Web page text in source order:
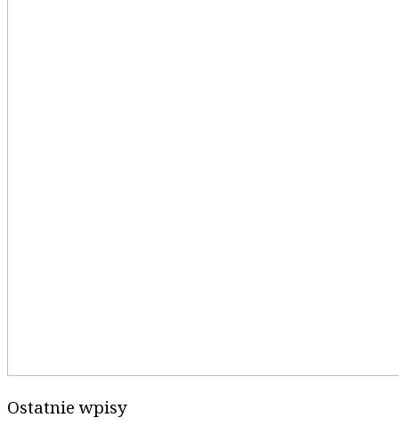
Ostatnie wpisy